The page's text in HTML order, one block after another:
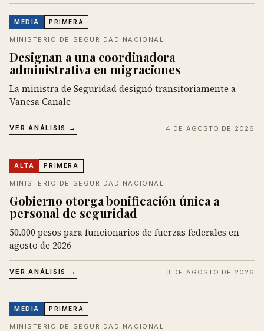
MEDIA PRIMERA
MINISTERIO DE SEGURIDAD NACIONAL
Designan a una coordinadora
administrativa en migraciones
La ministra de Seguridad designó transitoriamente a
Vanesa Canale
VER ANÁLISIS → 4 DE AGOSTO DE 2026
ALTA PRIMERA
MINISTERIO DE SEGURIDAD NACIONAL
Gobierno otorga bonificación única a
personal de seguridad
50.000 pesos para funcionarios de fuerzas federales en
agosto de 2026
VER ANÁLISIS → 3 DE AGOSTO DE 2026
MEDIA PRIMERA
MINISTERIO DE SEGURIDAD NACIONAL